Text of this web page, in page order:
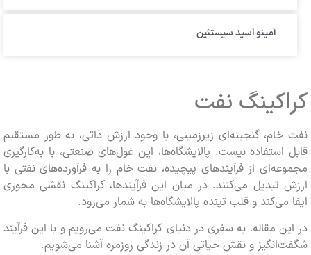
آمینو اسید سیستئین
نفت
خام، گنجینه‌ای زیرزمینی، با وجود ارزش ذاتی، به طور مستقیم
استفاده نیست. پالایشگاه‌ها، این غول‌های صنعتی، با به‌کارگیری
از فرآیندهای پیچیده، نفت خام را به فرآورده‌های نفتی با
تبدیل می‌کنند. در میان این فرآیندها، کراکینگ نقشی محوری
می‌کند و قلب تپنده پالایشگاه‌ها به شمار می‌رود.
مقاله، به سفری در دنیای کراکینگ نفت می‌رویم و با این فرآیند
و نقش حیاتی آن در زندگی روزمره آشنا می‌شویم.